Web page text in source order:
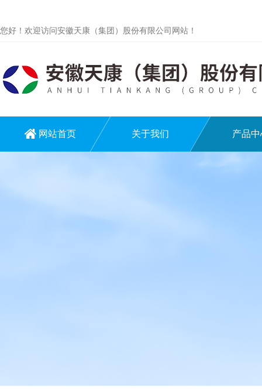
您好！欢迎访问安徽天康（集团）股份有限公司网站！
网站首页 关于我们 产品中